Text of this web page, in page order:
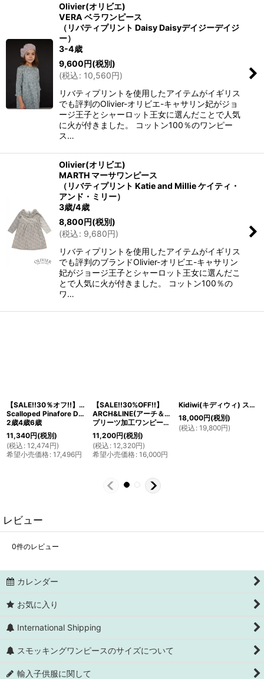
Olivier(オリビエ)
VERA ベラワンピース
（リバティプリント Daisy Daisyデイジーデイジ
ー）
3-4歳
9,600円(税別)
(税込: 10,560円)
リバティプリントを使用したアイテムがイギリス
でも評判のOlivier-オリビエ-キャサリン妃がジョ
ージ王子とシャーロット王女に選んだことで人気
に火が付きました。 コットン100％のワンピー
ス…
Olivier(オリビエ)
MARTH マーサワンピース
（リバティプリント Katie and Millie ケイティ・
アンド・ミリー）
3歳/4歳
8,800円(税別)
(税込: 9,680円)
リバティプリントを使用したアイテムがイギリス
でも評判のブランドOlivier-オリビエ-キャサリン
妃がジョージ王子とシャーロット王女に選んだこ
とで人気に火が付きました。 コットン100％の
ワ…
【SALE!!30％オフ!!】Hucklebones(ハックルボーンズ)
Scalloped Pinafore Dress ウール素材花びらジャンパースカート
2歳4歳6歳
11,340円(税別)
(税込 : 12,474円)
希望小売価格: 17,496円
【SALE!!30%OFF!!】
ARCH&LINE(アーチ＆ライン)
プリーツ加工ワンピース（ネイビー） 125cm
11,200円(税別)
(税込 : 12,320円)
希望小売価格: 16,000円
Kidiwi(キディウィ) スモッキングワンピースジャンパースカート(ブラックウォッチ)3歳4歳7歳
18,000円(税別)
(税込 : 19,800円)
レビュー
0件のレビュー
カレンダー
お気に入り
International Shipping
スモッキングワンピースのサイズについて
輸入子供服に関して